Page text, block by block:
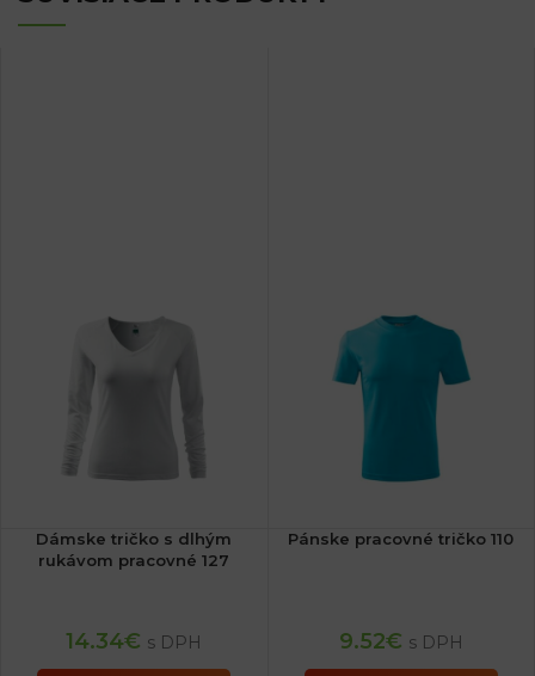
Dámske tričko s dlhým
rukávom pracovné 127
14.34€ s DPH
Pánske pracovné tričko 110
9.52€ s DPH